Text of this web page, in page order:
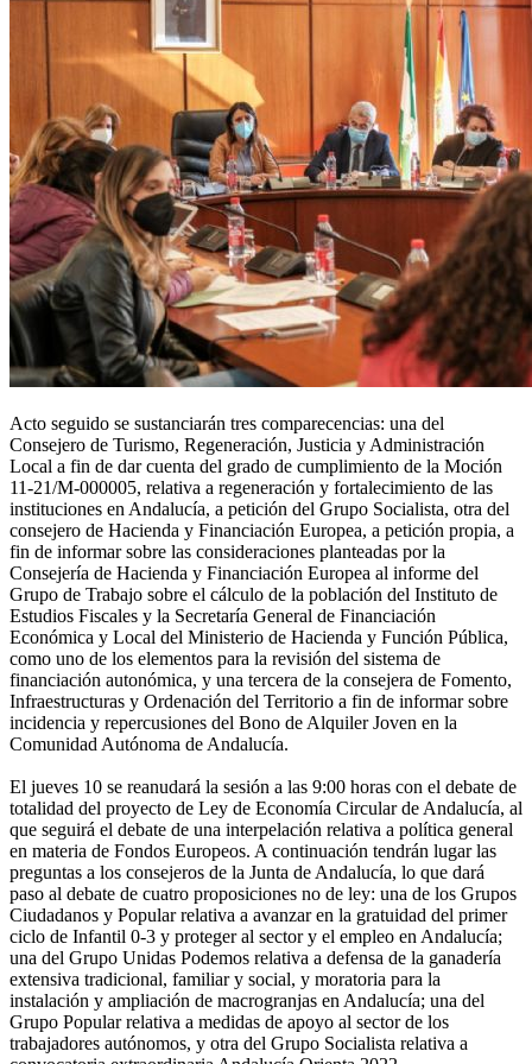
Acto seguido se sustanciarán tres comparecencias: una del
Consejero de Turismo, Regeneración, Justicia y Administración
Local a fin de dar cuenta del grado de cumplimiento de la Moción
11-21/M-000005, relativa a regeneración y fortalecimiento de las
instituciones en Andalucía, a petición del Grupo Socialista, otra del
consejero de Hacienda y Financiación Europea, a petición propia, a
fin de informar sobre las consideraciones planteadas por la
Consejería de Hacienda y Financiación Europea al informe del
Grupo de Trabajo sobre el cálculo de la población del Instituto de
Estudios Fiscales y la Secretaría General de Financiación
Económica y Local del Ministerio de Hacienda y Función Pública,
como uno de los elementos para la revisión del sistema de
financiación autonómica, y una tercera de la consejera de Fomento,
Infraestructuras y Ordenación del Territorio a fin de informar sobre
incidencia y repercusiones del Bono de Alquiler Joven en la
Comunidad Autónoma de Andalucía.
El jueves 10 se reanudará la sesión a las 9:00 horas con el debate de
totalidad del proyecto de Ley de Economía Circular de Andalucía, al
que seguirá el debate de una interpelación relativa a política general
en materia de Fondos Europeos. A continuación tendrán lugar las
preguntas a los consejeros de la Junta de Andalucía, lo que dará
paso al debate de cuatro proposiciones no de ley: una de los Grupos
Ciudadanos y Popular relativa a avanzar en la gratuidad del primer
ciclo de Infantil 0-3 y proteger al sector y el empleo en Andalucía;
una del Grupo Unidas Podemos relativa a defensa de la ganadería
extensiva tradicional, familiar y social, y moratoria para la
instalación y ampliación de macrogranjas en Andalucía; una del
Grupo Popular relativa a medidas de apoyo al sector de los
trabajadores autónomos, y otra del Grupo Socialista relativa a